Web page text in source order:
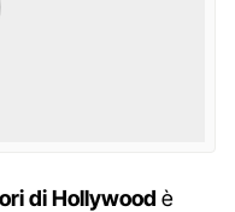
di Hollywood è